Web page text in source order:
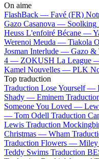
On aime
FlashBack — Favé (FR)
Gazo Casanova — Soolking
Heuss L'enfoiré Bécane —
Werenoi Meuda — Tiakola
Josman Interlude — Gazo &
4 — ZOKUSH La League
Kamel Nouvelles — PLK
Top traduction
Traduction Lose Yourself —
Shady — Eminem
Someone You Loved —
— Tom Odell Traduction
Lewis Traduction
Christmas — Wham
Traduction Flowers — Miley
Teddy Swims Traduction